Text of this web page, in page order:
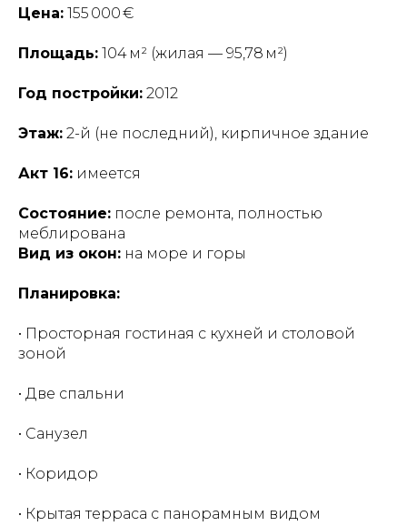
Цена: 155 000 €
Площадь: 104 м² (жилая — 95,78 м²)
Год постройки: 2012
Этаж: 2-й (не последний), кирпичное здание
Акт 16: имеется
Состояние: после ремонта, полностью
меблирована
Вид из окон: на море и горы
Планировка:
• Просторная гостиная с кухней и столовой
зоной
• Две спальни
• Санузел
• Коридор
• Крытая терраса с панорамным видом